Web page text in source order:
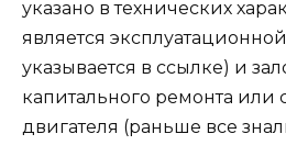
указано в технических
является
указывается в ссылке) и
капитального ремонта или
двигателя (раньше все